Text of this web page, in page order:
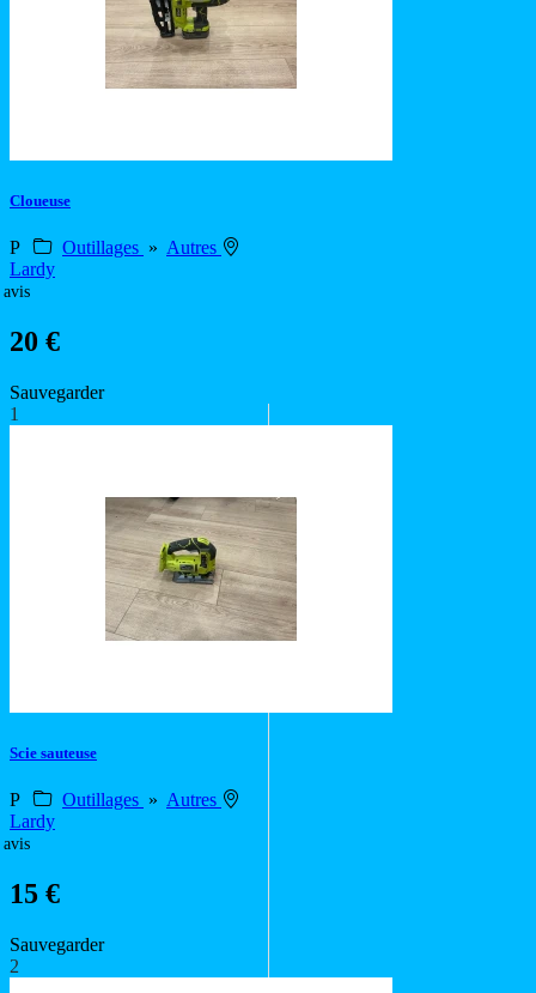
Cloueuse
P Outillages » Autres
Lardy
avis
20 €
Sauvegarder
1
Scie sauteuse
P Outillages » Autres
Lardy
avis
15 €
Sauvegarder
2